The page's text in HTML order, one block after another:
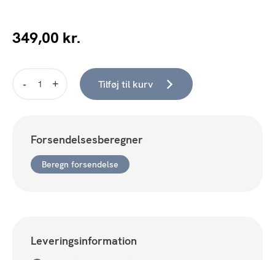
349,00 kr.
Tilføj til kurv
Forsendelsesberegner
Beregn forsendelse
Leveringsinformation